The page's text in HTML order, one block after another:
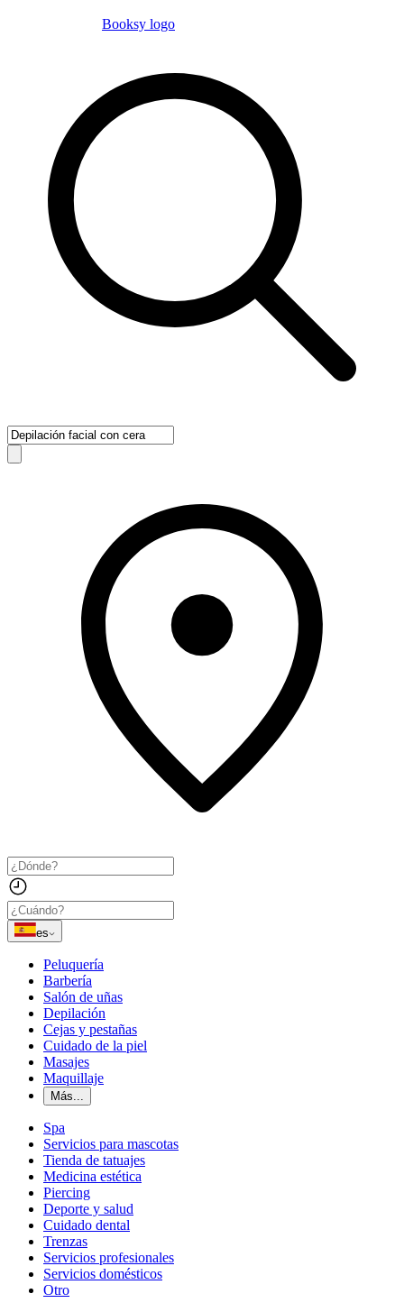
Booksy logo
es
Peluquería
Barbería
Salón de uñas
Depilación
Cejas y pestañas
Cuidado de la piel
Masajes
Maquillaje
Más...
Spa
Servicios para mascotas
Tienda de tatuajes
Medicina estética
Piercing
Deporte y salud
Cuidado dental
Trenzas
Servicios profesionales
Servicios domésticos
Otro